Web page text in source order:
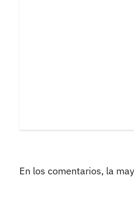
En los comentarios, la